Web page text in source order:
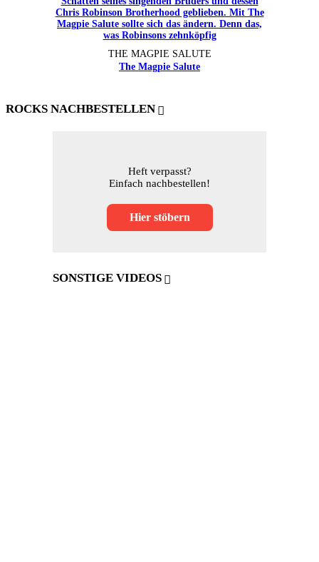
THE MAGPIE SALUTE
The Magpie Salute
ROCKS NACHBESTELLEN
Heft verpasst?
Einfach nachbestellen!
Hier stöbern
SONSTIGE VIDEOS